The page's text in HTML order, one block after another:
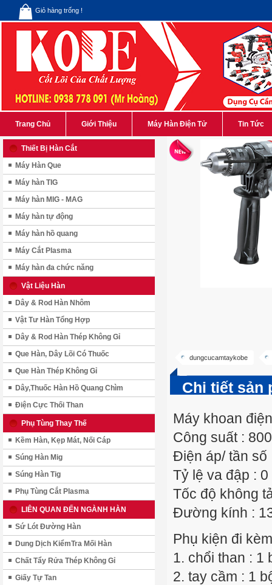
Giỏ hàng trống !
Trang Chủ Giới Thiệu Máy Hàn Điện Tử Tin Tức
Thiết Bị Hàn Cắt
Máy Hàn Que
Máy hàn TIG
Máy hàn MIG - MAG
Máy hàn tự động
Máy hàn hồ quang
Máy Cắt Plasma
Máy hàn đa chức năng
Vật Liệu Hàn
Dây & Rod Hàn Nhôm
Vật Tư Hàn Tổng Hợp
Dây & Rod Hàn Thép Không Gỉ
Que Hàn, Dây Lõi Có Thuốc
Que Hàn Thép Không Gỉ
Dây,Thuốc Hàn Hồ Quang Chìm
Điện Cực Thối Than
Phụ Tùng Thay Thế
Kềm Hàn, Kẹp Mát, Nối Cáp
Súng Hàn Mig
Súng Hàn Tig
Phụ Tùng Cắt Plasma
LIÊN QUAN ĐẾN NGÀNH HÀN
Sứ Lót Đường Hàn
Dung Dịch KiểmTra Mối Hàn
Chất Tẩy Rửa Thép Không Gỉ
Giấy Tự Tan
dungcucamtaykobe
Chi tiết sản
Máy khoan
Công suất :
Điện áp/ tần số
Tỷ lệ va đập :
Tốc độ không
Đường kính :
Phụ kiện đi
1. chổi than : 1
2. tay cầm : 1